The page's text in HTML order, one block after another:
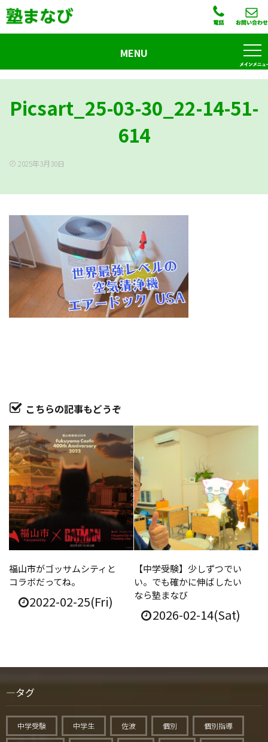
Picsart_25-03-30_22-14-51-
614
2025年3月30日
こちらの記事もどうぞ
福山市がゴッサムシティと
コラボだってね。
2022-02-25(Fri)
【中学受験】少しずつでい
い。でも確かに伸ばしたい
なら塾まなび
2026-02-14(Sat)
タグ
中学受験 中学生 佐波 個別 個別指導
MENU